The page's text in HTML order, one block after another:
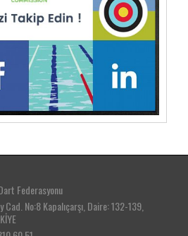
Federasyonu
No:8 Kapalıçarşı, Daire: 132-139,